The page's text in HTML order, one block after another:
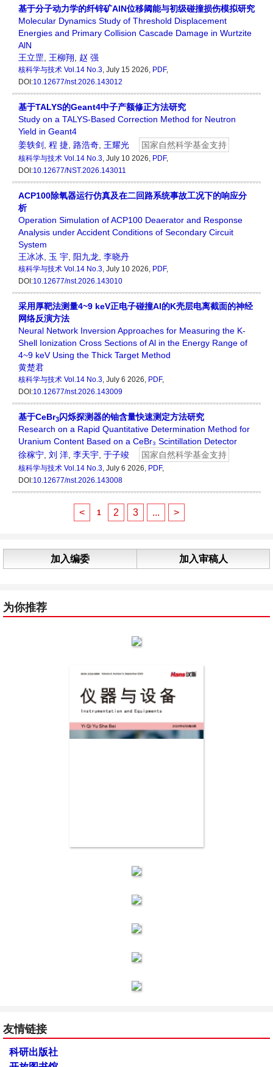
基于分子动力学的纤锌矿AlN位移阈能与初级碰撞损伤模拟研究
Molecular Dynamics Study of Threshold Displacement
Energies and Primary Collision Cascade Damage in Wurtzite
AlN
王立罡
王柳翔 赵 强
核科学与技术 Vol.14 No.3, July 15 2026, PDF,
DOI:10.12677/nst.2026.143012
基于TALYS的Geant4中子产额修正方法研究
Study on a TALYS-Based Correction Method for Neutron
Yield in Geant4
姜轶剑
程 捷 路浩奇 王耀光 国家自然科学基金支持
核科学与技术 Vol.14 No.3, July 10 2026, PDF,
DOI:10.12677/NST.2026.143011
ACP100除氧器运行仿真及在二回路系统事故工况下的响应分
析
Operation Simulation of ACP100 Deaerator and Response
Analysis under Accident Conditions of Secondary Circuit
System
王冰冰
玉 宇 阳九龙 李晓丹
核科学与技术 Vol.14 No.3, July 10 2026, PDF,
DOI:10.12677/nst.2026.143010
采用厚靶法测量4~9 keV正电子碰撞Al的K壳层电离截面的神经
网络反演方法
Neural Network Inversion Approaches for Measuring the K-
Shell Ionization Cross Sections of Al in the Energy Range of
4~9 keV Using the Thick Target Method
黄楚君
核科学与技术 Vol.14 No.3, July 6 2026, PDF,
DOI:10.12677/nst.2026.143009
基于CeBr3闪烁探测器的铀含量快速测定方法研究
Research on a Rapid Quantitative Determination Method for
Uranium Content Based on a CeBr₃ Scintillation Detector
徐稼宁 刘 洋 李天宇 于子竣 国家自然科学基金支持
核科学与技术 Vol.14 No.3, July 6 2026, PDF,
DOI:10.12677/nst.2026.143008
< 1 2 3 ... >
加入编委 加入审稿人
为你推荐
友情链接
科研出版社